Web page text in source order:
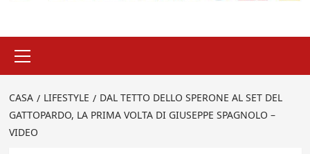
principale
CASA LIFESTYLE
DAL TETTO DELLO SPERONE AL SET DEL
GATTOPARDO, LA PRIMA VOLTA DI GIUSEPPE SPAGNOLO –
VIDEO